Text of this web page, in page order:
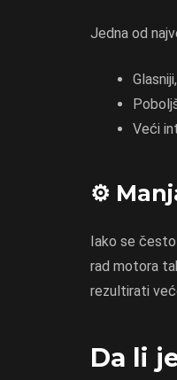
Jedna od
Veći
⚙️
Iako se
rad motora
rezultirati
Da li